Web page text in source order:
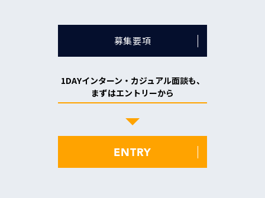
募集要項
1DAYインターン・カジュアル面談も、
まずはエントリーから
ENTRY